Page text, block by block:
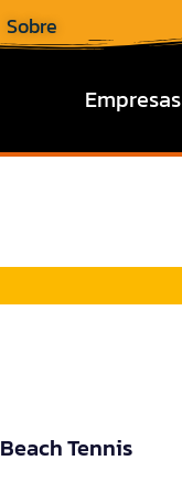
Sobre
Empresas
Beach Tennis